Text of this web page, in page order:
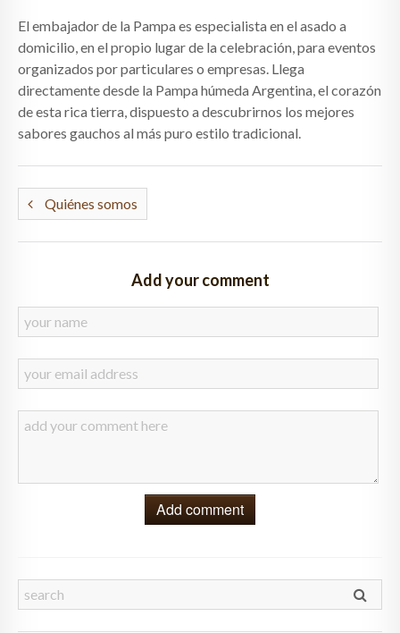
El embajador de la Pampa es especialista en el asado a
domicilio, en el propio lugar de la celebración, para eventos
organizados por particulares o empresas. Llega
directamente desde la Pampa húmeda Argentina, el corazón
de esta rica tierra, dispuesto a descubrirnos los mejores
sabores gauchos al más puro estilo tradicional.
Quiénes somos
Add your comment
Add comment